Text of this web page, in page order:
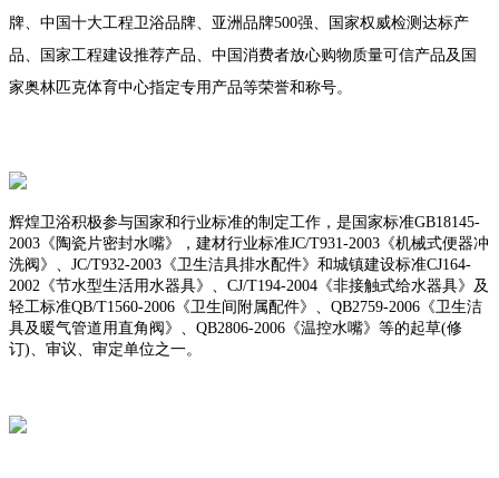
牌、中国十大工程卫浴品牌、亚洲品牌500强、国家权威检测达标产
品、国家工程建设推荐产品、中国消费者放心购物质量可信产品及国
家奥林匹克体育中心指定专用产品等荣誉和称号。
辉煌卫浴积极参与国家和行业标准的制定工作，是国家标准GB18145-
2003《陶瓷片密封水嘴》，建材行业标准JC/T931-2003《机械式便器冲
洗阀》、JC/T932-2003《卫生洁具排水配件》和城镇建设标准CJ164-
2002《节水型生活用水器具》、CJ/T194-2004《非接触式给水器具》及
轻工标准QB/T1560-2006《卫生间附属配件》、QB2759-2006《卫生洁
具及暖气管道用直角阀》、QB2806-2006《温控水嘴》等的起草(修
订)、审议、审定单位之一。